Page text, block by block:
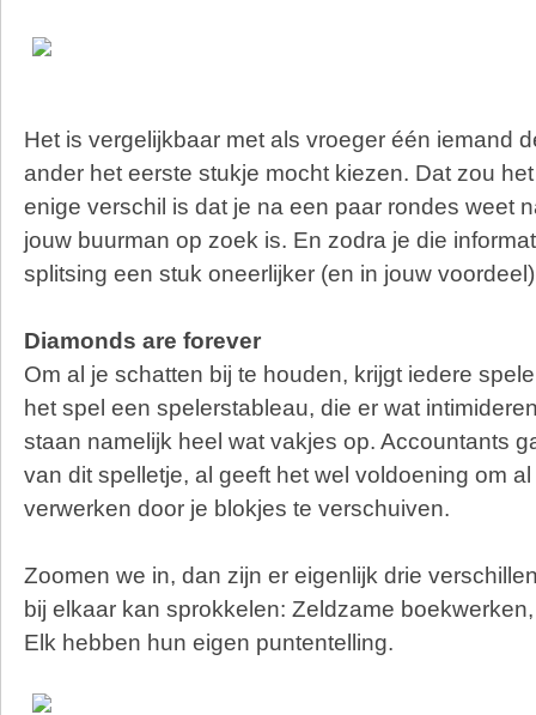
Het is vergelijkbaar met als vroeger één iemand
ander het eerste stukje mocht kiezen. Dat zou
enige verschil is dat je na een paar rondes weet
jouw buurman op zoek is. En zodra je die
splitsing een stuk oneerlijker (en in jouw
Diamonds are forever
Om al je schatten bij te houden, krijgt iedere
het spel een spelerstableau, die er wat
staan namelijk heel wat vakjes op. Accountants
van dit spelletje, al geeft het wel voldoening om
verwerken door je blokjes te verschuiven.
Zoomen we in, dan zijn er eigenlijk drie
bij elkaar kan sprokkelen: Zeldzame
Elk hebben hun eigen puntentelling.